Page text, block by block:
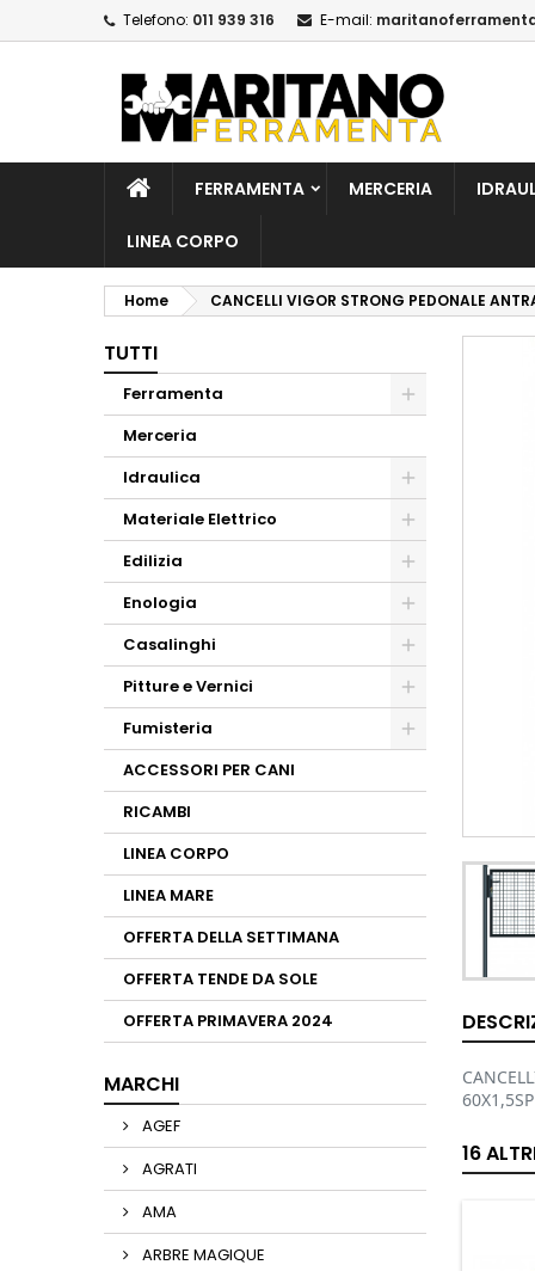
Telefono: 011 939 316 E-mail:
FERRAMENTA MERCERIA
LINEA CORPO
Home CANCELLI VIGOR STRONG PEDONALE
TUTTI
Ferramenta
Merceria
Idraulica
Materiale Elettrico
Edilizia
Enologia
Casalinghi
Pitture e Vernici
Fumisteria
ACCESSORI PER CANI
RICAMBI
LINEA CORPO
LINEA MARE
OFFERTA DELLA SETTIMANA
OFFERTA TENDE DA SOLE
OFFERTA PRIMAVERA 2024
MARCHI
AGEF
AGRATI
AMA
ARBRE MAGIQUE
16